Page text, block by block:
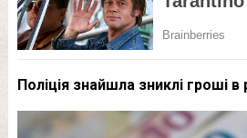
Поліція знайшла зниклі гроші